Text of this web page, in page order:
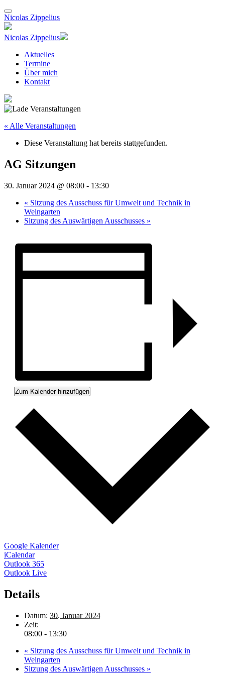
Nicolas Zippelius
Nicolas Zippelius
Aktuelles
Termine
Über mich
Kontakt
« Alle Veranstaltungen
Diese Veranstaltung hat bereits stattgefunden.
AG Sitzungen
30. Januar 2024 @ 08:00 - 13:30
« Sitzung des Ausschuss für Umwelt und Technik in
Weingarten
Sitzung des Auswärtigen Ausschusses »
Zum Kalender hinzufügen
Google Kalender
iCalendar
Outlook 365
Outlook Live
Details
Datum: 30. Januar 2024
Zeit:
08:00 - 13:30
« Sitzung des Ausschuss für Umwelt und Technik in
Weingarten
Sitzung des Auswärtigen Ausschusses »